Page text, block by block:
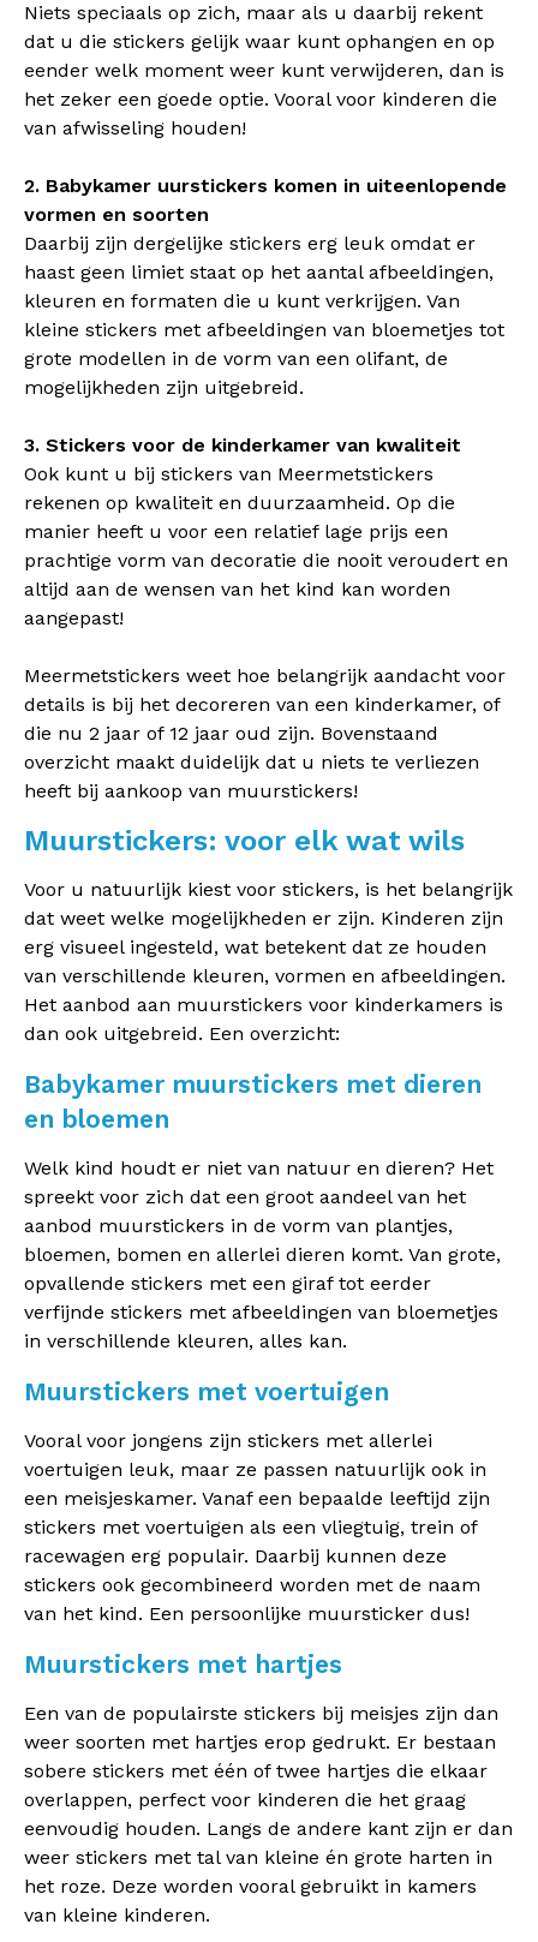
Niets speciaals op zich, maar als u daarbij rekent
dat u die stickers gelijk waar kunt ophangen en op
eender welk moment weer kunt verwijderen, dan is
het zeker een goede optie. Vooral voor kinderen die
van afwisseling houden!
2. Babykamer uurstickers komen in uiteenlopende
vormen en soorten
Daarbij zijn dergelijke stickers erg leuk omdat er
haast geen limiet staat op het aantal afbeeldingen,
kleuren en formaten die u kunt verkrijgen. Van
kleine stickers met afbeeldingen van bloemetjes tot
grote modellen in de vorm van een olifant, de
mogelijkheden zijn uitgebreid.
3. Stickers voor de kinderkamer van kwaliteit
Ook kunt u bij stickers van Meermetstickers
rekenen op kwaliteit en duurzaamheid. Op die
manier heeft u voor een relatief lage prijs een
prachtige vorm van decoratie die nooit veroudert en
altijd aan de wensen van het kind kan worden
aangepast!
Meermetstickers weet hoe belangrijk aandacht voor
details is bij het decoreren van een kinderkamer, of
die nu 2 jaar of 12 jaar oud zijn. Bovenstaand
overzicht maakt duidelijk dat u niets te verliezen
heeft bij aankoop van muurstickers!
Muurstickers: voor elk wat wils
Voor u natuurlijk kiest voor stickers, is het belangrijk
dat weet welke mogelijkheden er zijn. Kinderen zijn
erg visueel ingesteld, wat betekent dat ze houden
van verschillende kleuren, vormen en afbeeldingen.
Het aanbod aan muurstickers voor kinderkamers is
dan ook uitgebreid. Een overzicht:
Babykamer muurstickers met dieren
en bloemen
Welk kind houdt er niet van natuur en dieren? Het
spreekt voor zich dat een groot aandeel van het
aanbod muurstickers in de vorm van plantjes,
bloemen, bomen en allerlei dieren komt. Van grote,
opvallende stickers met een giraf tot eerder
verfijnde stickers met afbeeldingen van bloemetjes
in verschillende kleuren, alles kan.
Muurstickers met voertuigen
Vooral voor jongens zijn stickers met allerlei
voertuigen leuk, maar ze passen natuurlijk ook in
een meisjeskamer. Vanaf een bepaalde leeftijd zijn
stickers met voertuigen als een vliegtuig, trein of
racewagen erg populair. Daarbij kunnen deze
stickers ook gecombineerd worden met de naam
van het kind. Een persoonlijke muursticker dus!
Muurstickers met hartjes
Een van de populairste stickers bij meisjes zijn dan
weer soorten met hartjes erop gedrukt. Er bestaan
sobere stickers met één of twee hartjes die elkaar
overlappen, perfect voor kinderen die het graag
eenvoudig houden. Langs de andere kant zijn er dan
weer stickers met tal van kleine én grote harten in
het roze. Deze worden vooral gebruikt in kamers
van kleine kinderen.